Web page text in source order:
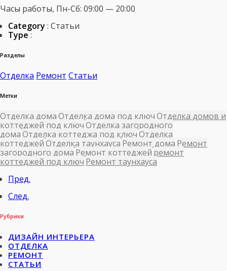
Часы работы, Пн-Сб: 09:00 — 20:00
Category : Статьи
Type :
Разделы
Отделка Ремонт Статьи
Метки
Отделка домаОтделка дома под ключОтделка домов и
коттеджей под ключОтделка загородного
домаОтделка коттеджа под ключОтделка
коттеджейОтделка таунхауса Ремонт дома Ремонт
загородного дома Ремонт коттеджей ремонт
коттеджей под ключ Ремонт таунхауса
Пред.
След.
Рубрики
ДИЗАЙН ИНТЕРЬЕРА
ОТДЕЛКА
РЕМОНТ
СТАТЬИ